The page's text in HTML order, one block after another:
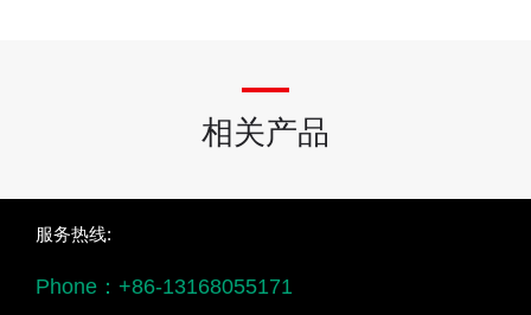
相关产品
服务热线:
Phone： +86-13168055171